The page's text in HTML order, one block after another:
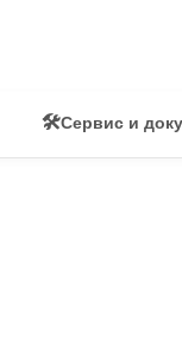
🛠Сервис и